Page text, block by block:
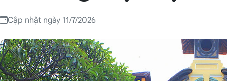
Cập nhật ngày 11/7/2026